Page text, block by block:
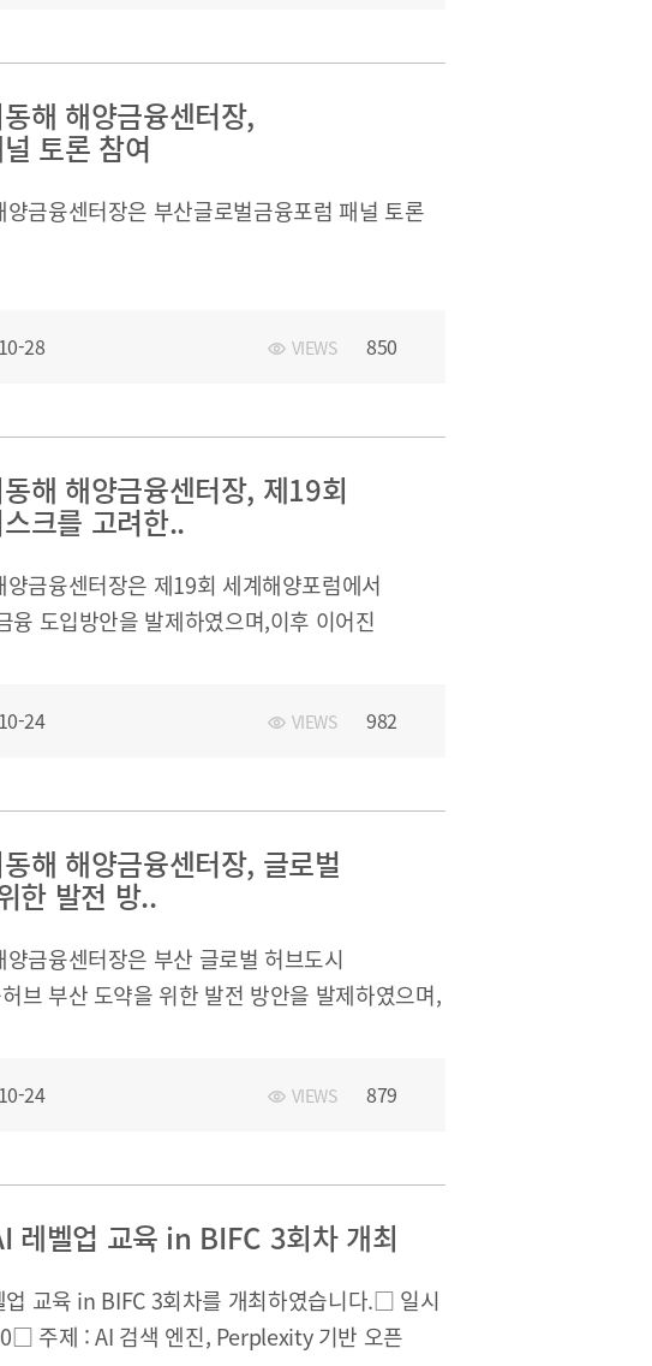
해 해양금융센터장,
토론 참여
금융센터장은 부산글로벌금융포럼 패널 토론
28 VIEWS 850
해 해양금융센터장, 제19회
크를 고려한..
금융센터장은 제19회 세계해양포럼에서
융 도입방안을 발제하였으며,이후 이어진
24 VIEWS 982
해 해양금융센터장, 글로벌
한 발전 방..
금융센터장은 부산 글로벌 허브도시
브 부산 도약을 위한 발전 방안을 발제하였으며,
24 VIEWS 879
레벨업 교육 in BIFC 3회차 개최
교육 in BIFC 3회차를 개최하였습니다.□ 일시
주제 : AI 검색 엔진, Perplexity 기반 오픈